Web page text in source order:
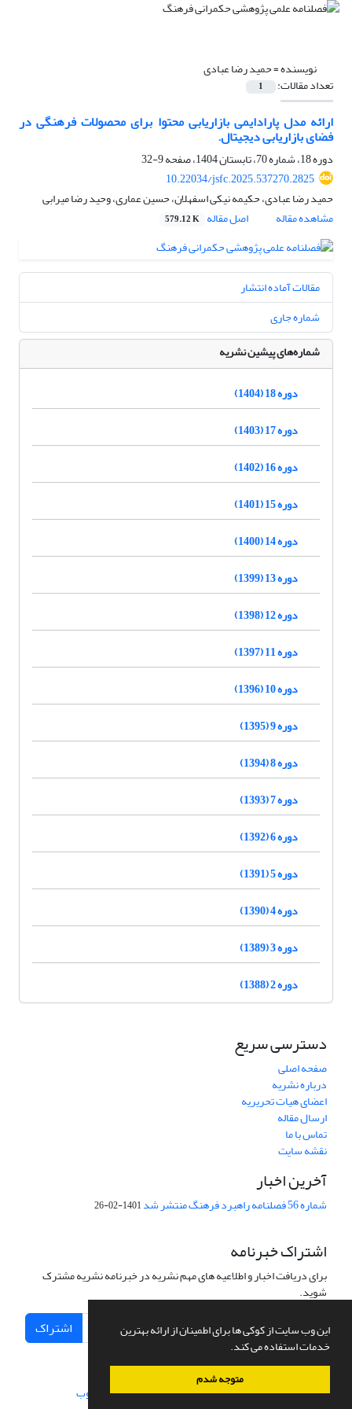
این وب سایت از کوکی ها برای اطمینان از ارائه بهترین
خدمات استفاده می کند.
متوجه شدم
نویسنده =حمید رضا عبادی
تعداد مقالات: 1
ارائه مدل پارادایمی بازاریابی محتوا برای محصولات فرهنگی در
فضای بازاریابی دیجیتال.
دوره 18، شماره 70، تابستان 1404، صفحه
9-32
10.22034/jsfc.2025.537270.2825
حمید رضا عبادی، حکیمه نیکی اسفهلان، حسین عماری، وحید رضا میرابی
مشاهده مقاله
اصل مقاله 579.12 K
مقالات آماده انتشار
شماره جاری
شماره‌های پیشین نشریه
دوره 18 (1404)
دوره 17 (1403)
دوره 16 (1402)
دوره 15 (1401)
دوره 14 (1400)
دوره 13 (1399)
دوره 12 (1398)
دوره 11 (1397)
دوره 10 (1396)
دوره 9 (1395)
دوره 8 (1394)
دوره 7 (1393)
دوره 6 (1392)
دوره 5 (1391)
دوره 4 (1390)
دوره 3 (1389)
دوره 2 (1388)
دسترسی سریع
صفحه اصلی
درباره نشریه
اعضای هیات تحریریه
ارسال مقاله
تماس با ما
نقشه سایت
آخرین اخبار
شماره 56 فصلنامه راهبرد فرهنگ منتشر شد 1401-02-26
اشتراک خبرنامه
برای دریافت اخبار و اطلاعیه های مهم نشریه در خبرنامه نشریه مشترک
شوید.
اشتراک
سامانه مدیریت نشریات علمی.طراحی و پیاده سازی از سیناوب